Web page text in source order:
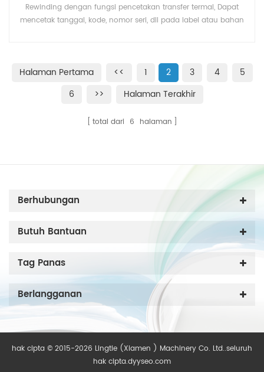
Rewinding dengan fungsi pencetakan transfer termal, Dapat
mencetak tanggal, kode, nomor seri, dll pada label atau bahan
Halaman Pertama << 1 2 3 4
5
6
>> Halaman Terakhir
total dari 6 halaman
Berhubungan
Butuh Bantuan
Tag Panas
Berlangganan
hak cipta © 2015-2026 Lingtie (Xiamen ) Machinery Co. Ltd..seluruh
hak cipta.dyyseo.com